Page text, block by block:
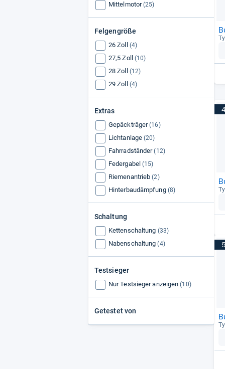
Mittelmotor (25)
Felgengröße
26 Zoll (4)
27,5 Zoll (10)
28 Zoll (12)
29 Zoll (4)
Extras
Gepäckträger (16)
Lichtanlage (20)
Fahrradständer (12)
Federgabel (15)
Riemenantrieb (2)
Hinterbaudämpfung (8)
Schaltung
Kettenschaltung (33)
Nabenschaltung (4)
Testsieger
Nur Testsieger anzeigen (10)
Getestet von
4
5